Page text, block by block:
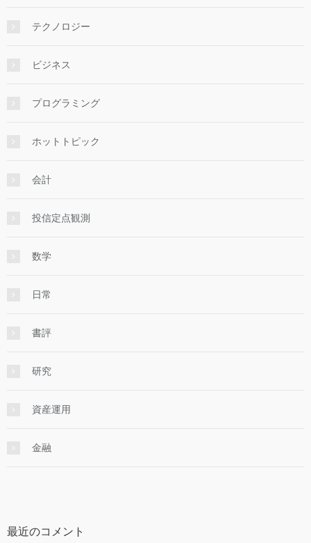
テクノロジー
ビジネス
プログラミング
ホットトピック
会計
投信定点観測
数学
日常
書評
研究
資産運用
金融
最近のコメント